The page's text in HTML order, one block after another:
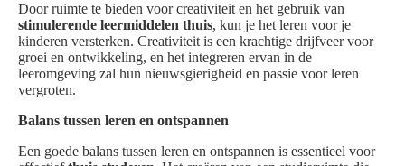
Door ruimte te bieden voor creativiteit en het gebruik van
stimulerende leermiddelen thuis, kun je het leren voor je
kinderen versterken. Creativiteit is een krachtige drijfveer voor
groei en ontwikkeling, en het integreren ervan in de
leeromgeving zal hun nieuwsgierigheid en passie voor leren
vergroten.
Balans tussen leren en ontspannen
Een goede balans tussen leren en ontspannen is essentieel voor